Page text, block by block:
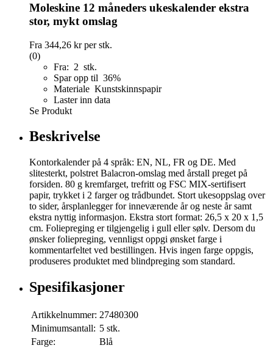
Moleskine 12 måneders ukeskalender ekstra
stor, mykt omslag
Fra 344,26 krper stk.
(0)
Fra: 2 stk.
Spar opp til 36%
Materiale Kunstskinnspapir
Laster inn data
Se Produkt
Beskrivelse
Kontorkalender på 4 språk: EN, NL, FR og DE. Med
slitesterkt, polstret Balacron-omslag med årstall preget på
forsiden. 80 g kremfarget, trefritt og FSC MIX-sertifisert
papir, trykket i 2 farger og trådbundet. Stort ukesoppslag over
to sider, årsplanlegger for inneværende år og neste år samt
ekstra nyttig informasjon. Ekstra stort format: 26,5 x 20 x 1,5
cm. Foliepreging er tilgjengelig i gull eller sølv. Dersom du
ønsker foliepreging, vennligst oppgi ønsket farge i
kommentarfeltet ved bestillingen. Hvis ingen farge oppgis,
produseres produktet med blindpreging som standard.
Spesifikasjoner
Artikkelnummer: 27480300
Minimumsantall: 5 stk.
Farge:
Blå